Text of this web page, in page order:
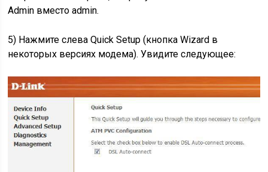
Admin вместо admin.
5) Нажмите слева Quick Setup (кнопка Wizard в
некоторых версиях модема). Увидите следующее: